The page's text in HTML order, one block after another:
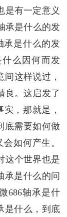
是有一定意义
承是什么的发
承是什么的发
么因何而发
这样说过，
良。这启发了
，那就是，
底需要如何做
如何产生。
这个世界也是
承是什么的问
686轴承是什
是什么，到底